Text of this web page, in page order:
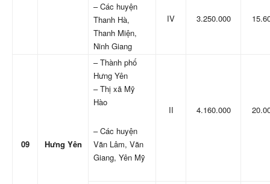
– Các huyện
Thanh Hà,
Thanh Miện,
Ninh Giang
IV 3.250.000
09 Hưng Yên
– Thành phố
Hưng Yên
– Thị xã Mỹ
Hào
– Các huyện
Văn Lâm, Văn
Giang, Yên Mỹ
II 4.160.000